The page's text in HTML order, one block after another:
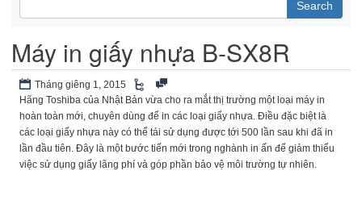
Máy in giấy nhựa B-SX8R
Tháng giêng 1, 2015
Hãng Toshiba của Nhật Bản vừa cho ra mắt thị trường một loại máy in
hoàn toàn mới, chuyên dùng để in các loại giấy nhựa. Điều đặc biệt là
các loại giấy nhựa này có thể tái sử dụng được tới 500 lần sau khi đã in
lần đầu tiên. Đây là một bước tiến mới trong nghành in ấn để giảm thiểu
việc sử dụng giấy lãng phí và góp phần bảo vệ môi trường tự nhiên.